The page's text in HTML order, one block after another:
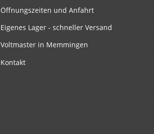
Öffnungszeiten und Anfahrt
Eigenes Lager - schneller Versand
Voltmaster in Memmingen
Kontakt